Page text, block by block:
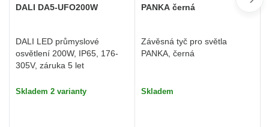
DALI DA5-UFO200W
DALI LED průmyslové
osvětlení 200W, IP65, 176-
305V, záruka 5 let
Skladem 2 varianty
PANKA černá
Závěsná tyč pro světla
PANKA, černá
Skladem